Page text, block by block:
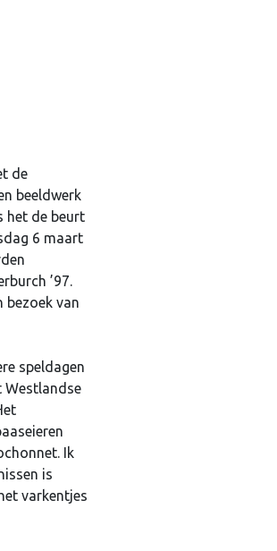
de
beeldwerk
het de beurt
6 maart
’97.
bezoek van
speldagen
Westlandse
Ik
is
varkentjes